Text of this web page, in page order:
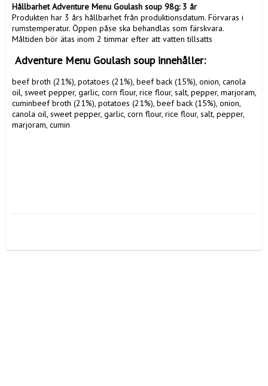
Hållbarhet Adventure Menu Goulash soup 98g: 3 år
Produkten har 3 års hållbarhet från produktionsdatum. Förvaras i
rumstemperatur. Öppen påse ska behandlas som färskvara.
Måltiden bör ätas inom 2 timmar efter att vatten tillsatts
Adventure Menu Goulash soup innehåller:
beef broth (21%), potatoes (21%), beef back (15%), onion, canola
oil, sweet pepper, garlic, corn flour, rice flour, salt, pepper, marjoram,
cuminbeef broth (21%), potatoes (21%), beef back (15%), onion,
canola oil, sweet pepper, garlic, corn flour, rice flour, salt, pepper,
marjoram, cumin